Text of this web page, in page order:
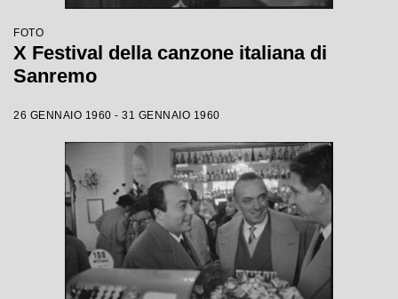
FOTO
X Festival della canzone italiana di
Sanremo
26 GENNAIO 1960 - 31 GENNAIO 1960